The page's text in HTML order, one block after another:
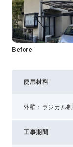
Before
使用材料
外壁：ラジカル
工事期間